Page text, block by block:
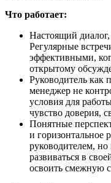
Что работает:
Настоящий
Регулярные
эффективными,
открытому
Руководитель как
менеджер не
условия для
чувство доверия,
Понятные
и горизонтальное
руководителем,
развиваться в
освоить смежную